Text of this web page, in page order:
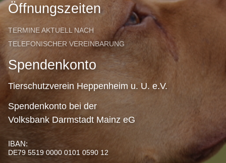
Öffnungszeiten
TERMINE AKTUELL NACH
TELEFONISCHER VEREINBARUNG
Spendenkonto
Tierschutzverein Heppenheim u. U. e.V.
Spendenkonto bei der
Volksbank Darmstadt Mainz eG
IBAN:
DE79 5519 0000 0101 0590 12